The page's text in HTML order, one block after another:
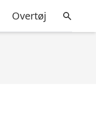
Overtøj